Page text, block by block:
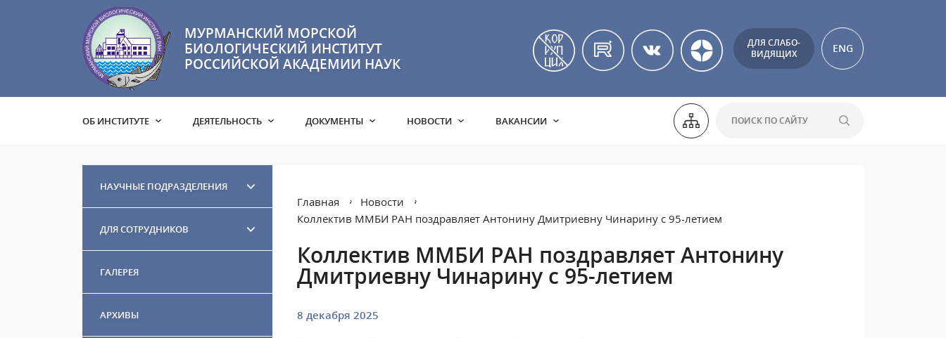
МУРМАНСКИЙ МОРСКОЙ
БИОЛОГИЧЕСКИЙ ИНСТИТУТ
РОССИЙСКОЙ АКАДЕМИИ НАУК
ДЛЯ СЛАБО-
ВИДЯЩИХ
ENG
ОБ ИНСТИТУТЕ ДЕЯТЕЛЬНОСТЬ ДОКУМЕНТЫ НОВОСТИ ВАКАНСИИ
НАУЧНЫЕ ПОДРАЗДЕЛЕНИЯ
ДЛЯ СОТРУДНИКОВ
ГАЛЕРЕЯ
АРХИВЫ
Главная
Новости
Коллектив ММБИ РАН поздравляет Антонину Дмитриевну Чинарину с 95-летием
Коллектив ММБИ РАН поздравляет Антонину
Дмитриевну Чинарину с 95-летием
8 декабря 2025